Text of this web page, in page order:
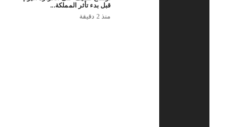
قبل بدء تأثر المملكة...
منذ 2 دقيقة